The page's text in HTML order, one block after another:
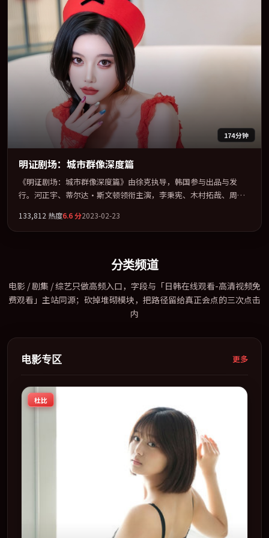
174分钟
明证剧场：城市群像深度篇
《明证剧场：城市群像深度篇》由徐克执导，韩国参与出品与发
行。河正宇、蒂尔达·斯文顿领衔主演，李秉宪、木村拓哉、周冬
荡。全片以「悬疑」类型为骨架，在叙事、表演与视听上力求统
一。定于 2023-01-08 在内地院线及主流平台同步亮相，2023 年度
133,812 热度6.6分2023-02-23
分类频道
电影 / 剧集 / 综艺只做高频入口，字段与「日韩在线观看-高清视频免
费观看」主站同源；砍掉堆砌模块，把路径留给真正会点的三次点击
内
电影专区 更多
杜比